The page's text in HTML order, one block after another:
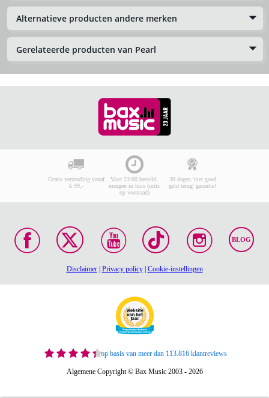
Alternatieve producten andere merken
Gerelateerde producten van Pearl
Gratis verzending vanaf
€ 99,-
Voor 23:00 besteld,
morgen in huis (mits
op voorraad)
30 dagen 'niet goed
geld terug' garantie!
BLOG
Disclaimer| Privacy policy| Cookie-instellingen
op basis van meer dan 113.816 klantreviews
Algemene Copyright © Bax Music 2003 - 2026